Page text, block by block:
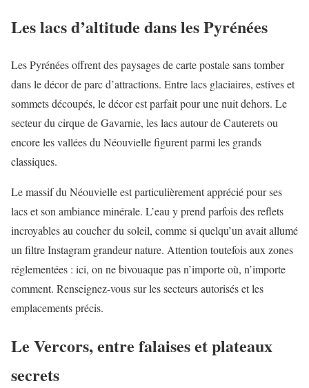
Les lacs d’altitude dans les Pyrénées
Les Pyrénées offrent des paysages de carte postale sans tomber
dans le décor de parc d’attractions. Entre lacs glaciaires, estives et
sommets découpés, le décor est parfait pour une nuit dehors. Le
secteur du cirque de Gavarnie, les lacs autour de Cauterets ou
encore les vallées du Néouvielle figurent parmi les grands
classiques.
Le massif du Néouvielle est particulièrement apprécié pour ses
lacs et son ambiance minérale. L’eau y prend parfois des reflets
incroyables au coucher du soleil, comme si quelqu’un avait allumé
un filtre Instagram grandeur nature. Attention toutefois aux zones
réglementées : ici, on ne bivouaque pas n’importe où, n’importe
comment. Renseignez-vous sur les secteurs autorisés et les
emplacements précis.
Le Vercors, entre falaises et plateaux
secrets